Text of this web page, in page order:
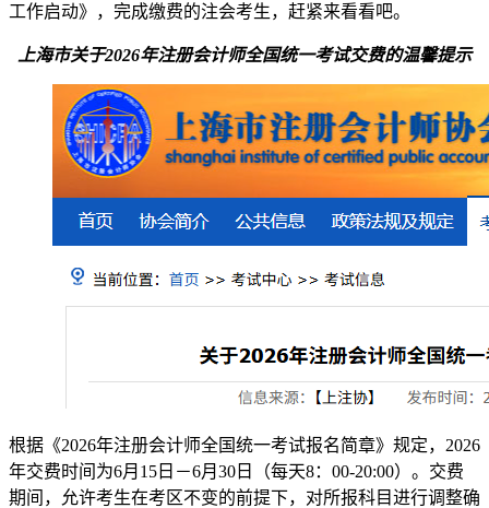
工作启动》，完成缴费的注会考生，赶紧来看看吧。
上海市关于2026年注册会计师全国统一考试交费的温馨提示
根据《2026年注册会计师全国统一考试报名简章》规定，2026
年交费时间为6月15日－6月30日（每天8：00-20:00）。交费
期间，允许考生在考区不变的前提下，对所报科目进行调整确